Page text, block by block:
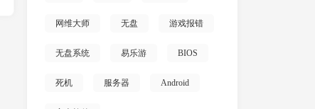
网维大师 无盘 游戏报错
无盘系统 易乐游 BIOS
死机 服务器 Android